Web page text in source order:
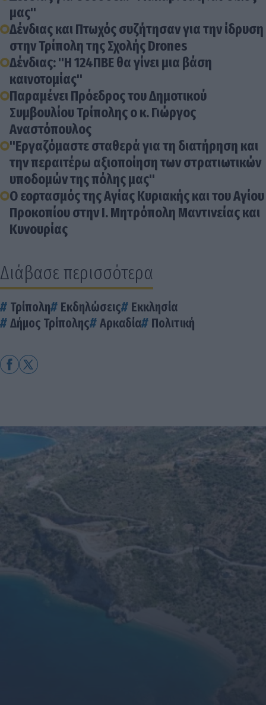
μας"
Δένδιας και Πτωχός συζήτησαν για την ίδρυση
στην Τρίπολη της Σχολής Drones
Δένδιας: "Η 124ΠΒΕ θα γίνει μια βάση
καινοτομίας"
Παραμένει Πρόεδρος του Δημοτικού
Συμβουλίου Τρίπολης ο κ. Γιώργος
Αναστόπουλος
"Εργαζόμαστε σταθερά για τη διατήρηση και
την περαιτέρω αξιοποίηση των στρατιωτικών
υποδομών της πόλης μας"
Ο εορτασμός της Αγίας Κυριακής και του Αγίου
Προκοπίου στην Ι. Μητρόπολη Μαντινείας και
Κυνουρίας
Διάβασε περισσότερα
Τρίπολη Εκδηλώσεις
Εκκλησία
Δήμος Τρίπολης
Αρκαδία Πολιτική